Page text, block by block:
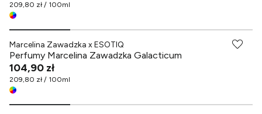
209,80 zł / 100ml
Marcelina Zawadzka x ESOTIQ
Perfumy Marcelina Zawadzka Galacticum
104,90 zł
209,80 zł / 100ml